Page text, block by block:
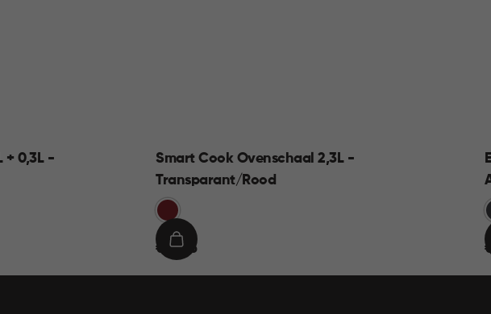
+ 0,3L -
Smart Cook Ovenschaal 2,3L -
Transparant/Rood
Rood
€€ 19,95
IN
€